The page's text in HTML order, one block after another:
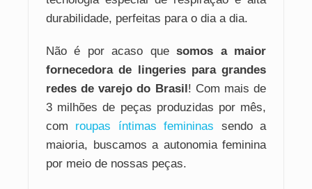
durabilidade, perfeitas para o dia a dia.
Não é por acaso quesomos a maior
fornecedora de lingeries para grandes
redes de varejo do Brasil! Com mais de
3 milhões de peças produzidas por mês,
com roupas íntimas femininas sendo a
maioria, buscamos a autonomia feminina
por meio de nossas peças.